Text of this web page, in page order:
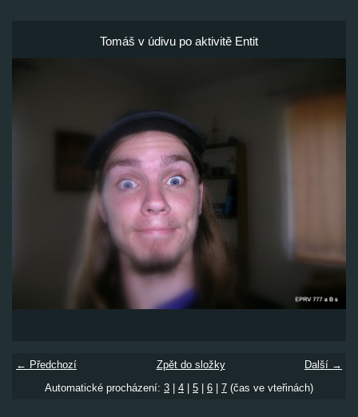
Tomáš v údivu po aktivitě Entit
← Předchozí Další →
Zpět do složky
Automatické procházení: 3 | 4 | 5 | 6 | 7 (čas ve vteřinách)